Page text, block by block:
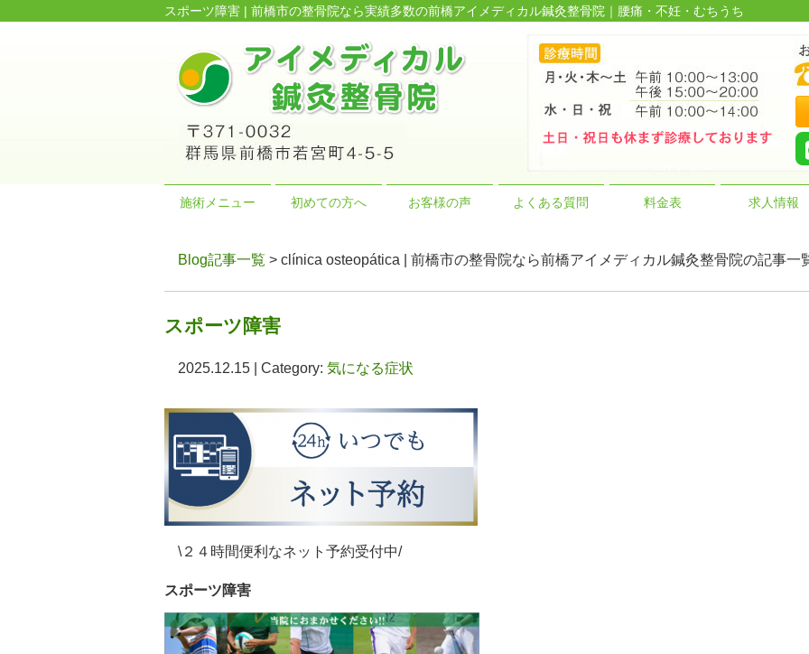
スポーツ障害 | 前橋市の整骨院なら実績多数の前橋アイメディカル鍼灸整骨院｜腰痛・不妊・むちうち
施術メニュー 初めての方へ お客様の声 よくある質問 料金表 求人情報
Blog記事一覧 > clínica osteopática | 前橋市の整骨院なら前橋アイメディカル鍼灸整骨院の記事一
スポーツ障害
2025.12.15 | Category: 気になる症状
\２４時間便利なネット予約受付中/
スポーツ障害